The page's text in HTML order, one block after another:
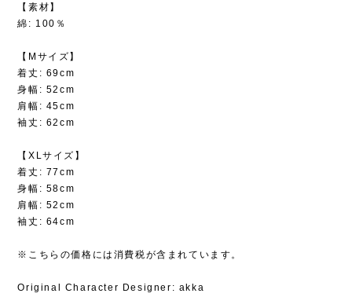
【素材】
綿: 100％
【Mサイズ】
着丈: 69cm
身幅: 52cm
肩幅: 45cm
袖丈: 62cm
【XLサイズ】
着丈: 77cm
身幅: 58cm
肩幅: 52cm
袖丈: 64cm
※こちらの価格には消費税が含まれています。
Original Character Designer: akka